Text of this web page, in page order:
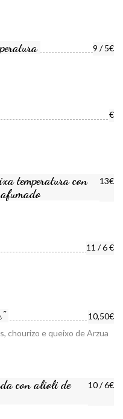
9 / 5€
€
temperatura con
13€
11 / 6 €
10,50€
chourizo e queixo de Arzua
con alioli de
10 / 6€